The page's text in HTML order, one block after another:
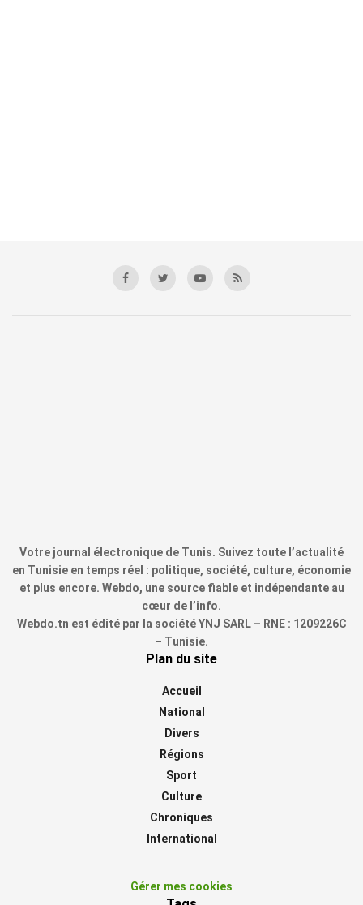
Votre journal électronique de Tunis. Suivez toute l’actualité
en Tunisie en temps réel : politique, société, culture, économie
et plus encore. Webdo, une source fiable et indépendante au
cœur de l’info.
Webdo.tn est édité par la société YNJ SARL – RNE : 1209226C
– Tunisie.
Plan du site
Accueil
National
Divers
Régions
Sport
Culture
Chroniques
International
Gérer mes cookies